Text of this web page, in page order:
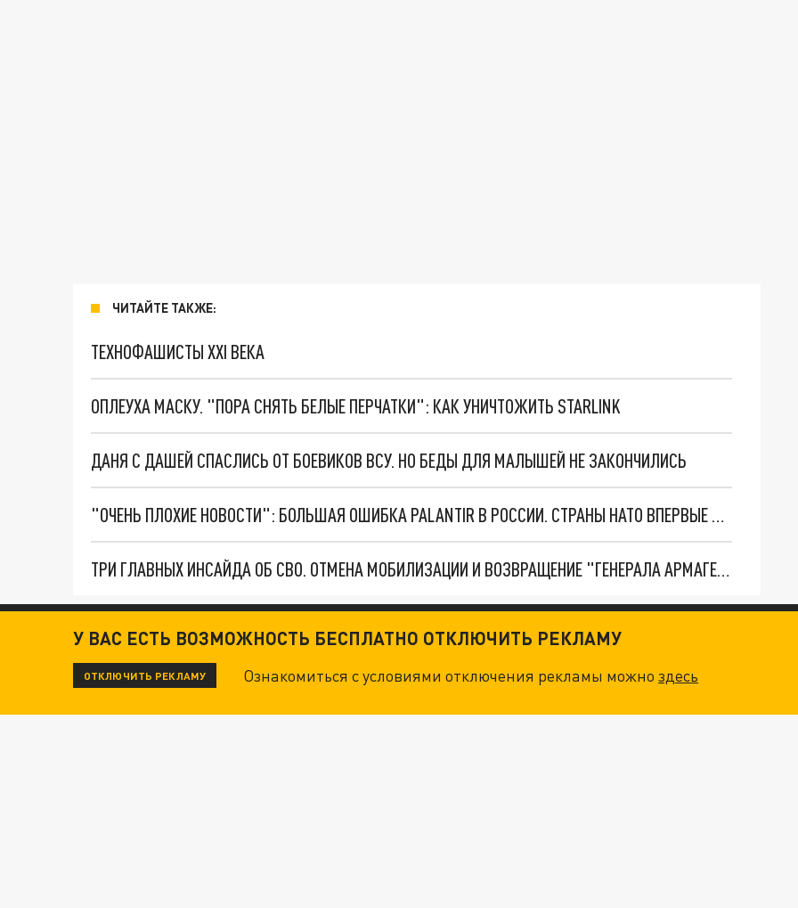
ЧИТАЙТЕ ТАКЖЕ:
ТЕХНОФАШИСТЫ XXI ВЕКА
ОПЛЕУХА МАСКУ. "ПОРА СНЯТЬ БЕЛЫЕ ПЕРЧАТКИ": КАК УНИЧТОЖИТЬ STARLINK
ДАНЯ С ДАШЕЙ СПАСЛИСЬ ОТ БОЕВИКОВ ВСУ. НО БЕДЫ ДЛЯ МАЛЫШЕЙ НЕ ЗАКОНЧИЛИСЬ
"ОЧЕНЬ ПЛОХИЕ НОВОСТИ": БОЛЬШАЯ ОШИБКА PALANTIR В РОССИИ. СТРАНЫ НАТО ВПЕРВЫЕ ЗА СВО ОСТАНОВИЛИ ПОСТАВКИ ОРУЖИЯ. ВСУ ТЕРЯЮТ ПРИГРАНИЧЬЕ?
ТРИ ГЛАВНЫХ ИНСАЙДА ОБ СВО. ОТМЕНА МОБИЛИЗАЦИИ И ВОЗВРАЩЕНИЕ "ГЕНЕРАЛА АРМАГЕДДОНА"? ОТЛИЧНЫЕ НОВОСТИ, КОТОРЫЕ ЖДАЛИ ВСЕ
Новости СМИ2
У ВАС ЕСТЬ ВОЗМОЖНОСТЬ БЕСПЛАТНО ОТКЛЮЧИТЬ РЕКЛАМУ
ОТКЛЮЧИТЬ РЕКЛАМУ Ознакомиться с условиями отключения рекламы можноздесь